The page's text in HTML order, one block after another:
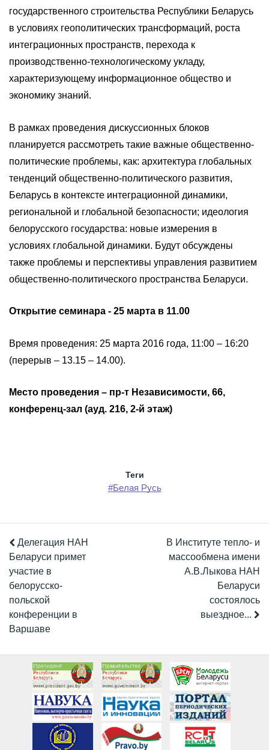
государственного строительства Республики Беларусь
в условиях геополитических трансформаций, роста
интеграционных пространств, перехода к
производственно-технологическому укладу,
характеризующему информационное общество и
экономику знаний.
В рамках проведения дискуссионных блоков
планируется рассмотреть такие важные общественно-
политические проблемы, как: архитектура глобальных
тенденций общественно-политического развития,
Беларусь в контексте интеграционной динамики,
региональной и глобальной безопасности; идеология
белорусского государства: новые измерения в
условиях глобальной динамики. Будут обсуждены
также проблемы и перспективы управления развитием
общественно-политического пространства Беларуси.
Открытие семинара - 25 марта в 11.00
Время проведения: 25 марта 2016 года, 11:00 – 16:20
(перерыв – 13.15 – 14.00).
Место проведения – пр-т Независимости, 66,
конференц-зал (ауд. 216, 2-й этаж)
Теги
#Белая Русь
Делегация НАН
Беларуси примет
участие в
белорусско-
польской
конференции в
Варшаве
В Институте тепло- и
массообмена имени
А.В.Лыкова НАН
Беларуси
состоялось
выездное...